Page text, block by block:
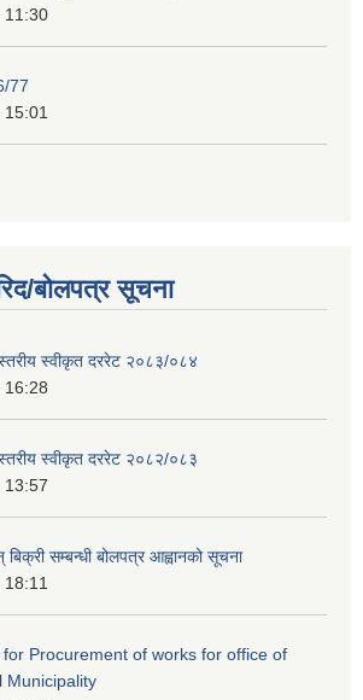
11:30
77
15:01
बोलपत्र सूचना
स्तरीय स्वीकृत दररेट २०८३/०८४
16:28
स्तरीय स्वीकृत दररेट २०८२/०८३
13:57
सम्बन्धी बोलपत्र आह्वानको सूचना
Procurement of works for office of
Municipality